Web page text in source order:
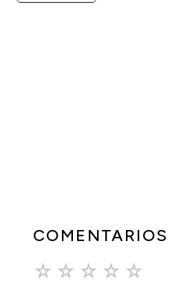
COMENTARIOS
☆ ☆ ☆ ☆ ☆